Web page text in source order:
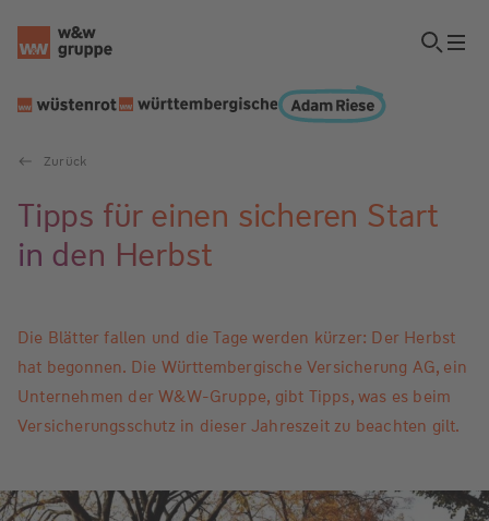
Zurück
Tipps für einen sicheren Start
in den Herbst
Die Blätter fallen und die Tage werden kürzer: Der Herbst
hat begonnen. Die Württembergische Versicherung AG, ein
Unternehmen der W&W-Gruppe, gibt Tipps, was es beim
Versicherungsschutz in dieser Jahreszeit zu beachten gilt.